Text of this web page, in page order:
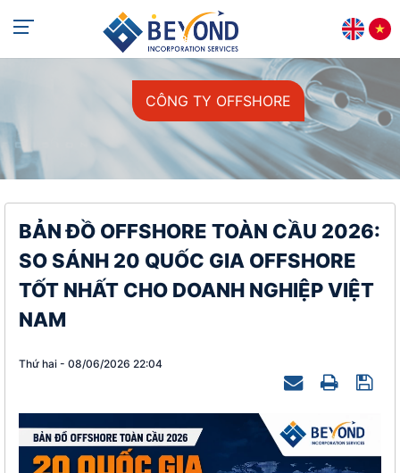
+84 813 405 565
support@beyondincorp.com
CÔNG TY OFFSHORE
BẢN ĐỒ OFFSHORE TOÀN CẦU 2026:
SO SÁNH 20 QUỐC GIA OFFSHORE
TỐT NHẤT CHO DOANH NGHIỆP VIỆT
NAM
Thứ hai - 08/06/2026 22:04